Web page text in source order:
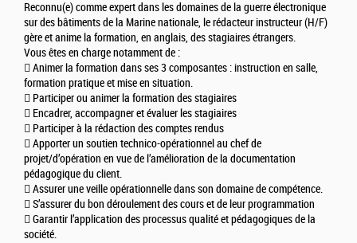
Reconnu(e) comme expert dans les domaines de la guerre électronique
sur des bâtiments de la Marine nationale, le rédacteur instructeur (H/F)
gère et anime la formation, en anglais, des stagiaires étrangers.
Vous êtes en charge notamment de :
 Animer la formation dans ses 3 composantes : instruction en salle,
formation pratique et mise en situation.
 Participer ou animer la formation des stagiaires
 Encadrer, accompagner et évaluer les stagiaires
 Participer à la rédaction des comptes rendus
 Apporter un soutien technico-opérationnel au chef de
projet/d’opération en vue de l’amélioration de la documentation
pédagogique du client.
 Assurer une veille opérationnelle dans son domaine de compétence.
 S’assurer du bon déroulement des cours et de leur programmation
 Garantir l’application des processus qualité et pédagogiques de la
société.